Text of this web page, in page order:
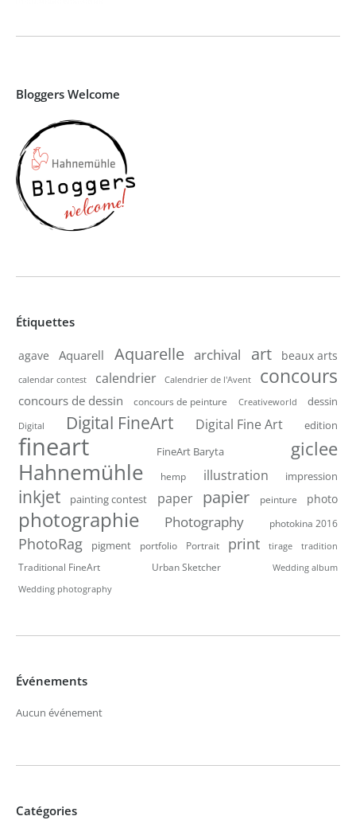
Bloggers Welcome
Étiquettes
agave Aquarell Aquarelle archival art beaux arts
calendar contest calendrier Calendrier de l'Avent concours
concours de dessin concours de peinture Creativeworld dessin
Digital Digital FineArt Digital Fine Art edition
fineart FineArt Baryta giclee
Hahnemühle hemp illustration impression
inkjet painting contest paper papier peinture photo
photographie Photography photokina 2016
PhotoRag pigment portfolio Portrait print tirage tradition
Traditional FineArt Urban Sketcher
Wedding album
Wedding photography
Événements
Aucun événement
Catégories